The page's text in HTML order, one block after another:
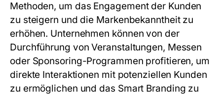
Methoden, um das Engagement der Kunden
zu steigern und die Markenbekanntheit zu
erhöhen. Unternehmen können von der
Durchführung von Veranstaltungen, Messen
oder Sponsoring-Programmen profitieren, um
direkte Interaktionen mit potenziellen Kunden
zu ermöglichen und das Smart Branding zu